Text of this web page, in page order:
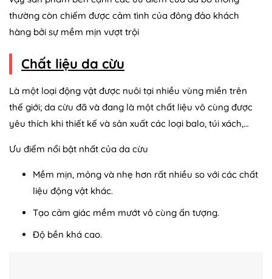
thường còn chiếm được cảm tình của đông đảo khách
hàng bởi sự mềm mịn vượt trội
Chất liệu da cừu
Là một loại động vật được nuôi tại nhiều vùng miền trên
thế giới; da cừu đã và đang là một chất liệu vô cùng được
yêu thích khi thiết kế và sản xuất các loại balo, túi xách,…
Ưu điểm nổi bật nhất của da cừu
Mềm mịn, mỏng và nhẹ hơn rất nhiều so với các chất
liệu động vật khác.
Tạo cảm giác mềm mướt vô cùng ấn tượng.
Độ bền khá cao.